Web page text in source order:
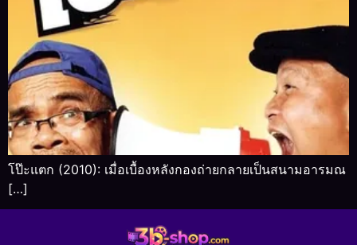
โป๊ะแตก (2010): เมื่อเบื้องหลังกองถ่ายกลายเป็นสนามอารมณ
[…]